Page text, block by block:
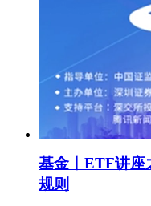
基金丨ETF讲座
规则